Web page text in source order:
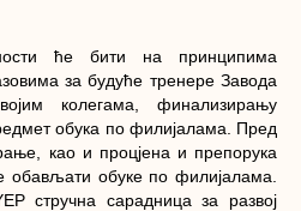
ће бити на принципима
за будуће тренере Завода
колегама, финализирању
обука по филијалама. Пред
као и процјена и препорука
обављати обуке по филијалама.
стручна сарадница за развој